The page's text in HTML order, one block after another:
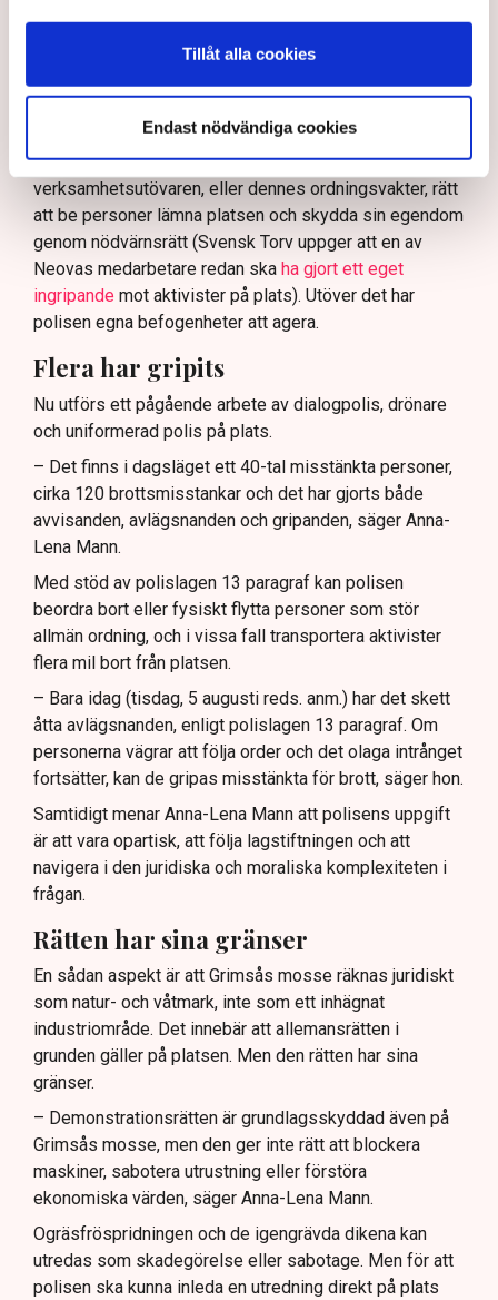
Tillåt alla cookies
Endast nödvändiga cookies
och näringsverksamhet mot den typen av störningar.
Nu svarar polisen på kritiken.
Enligt Anna-Lena Mann, polisinspektör vid
kommunikationsavdelningen i region Väst, har
verksamhetsutövaren, eller dennes ordningsvakter, rätt
att be personer lämna platsen och skydda sin egendom
genom nödvärnsrätt (Svensk Torv uppger att en av
Neovas medarbetare redan ska ha gjort ett eget
ingripande mot aktivister på plats). Utöver det har
polisen egna befogenheter att agera.
Flera har gripits
Nu utförs ett pågående arbete av dialogpolis, drönare
och uniformerad polis på plats.
– Det finns i dagsläget ett 40-tal misstänkta personer,
cirka 120 brottsmisstankar och det har gjorts både
avvisanden, avlägsnanden och gripanden, säger Anna-
Lena Mann.
Med stöd av polislagen 13 paragraf kan polisen
beordra bort eller fysiskt flytta personer som stör
allmän ordning, och i vissa fall transportera aktivister
flera mil bort från platsen.
– Bara idag (tisdag, 5 augusti reds. anm.) har det skett
åtta avlägsnanden, enligt polislagen 13 paragraf. Om
personerna vägrar att följa order och det olaga intrånget
fortsätter, kan de gripas misstänkta för brott, säger hon.
Samtidigt menar Anna-Lena Mann att polisens uppgift
är att vara opartisk, att följa lagstiftningen och att
navigera i den juridiska och moraliska komplexiteten i
frågan.
Rätten har sina gränser
En sådan aspekt är att Grimsås mosse räknas juridiskt
som natur- och våtmark, inte som ett inhägnat
industriområde. Det innebär att allemansrätten i
grunden gäller på platsen. Men den rätten har sina
gränser.
– Demonstrationsrätten är grundlagsskyddad även på
Grimsås mosse, men den ger inte rätt att blockera
maskiner, sabotera utrustning eller förstöra
ekonomiska värden, säger Anna-Lena Mann.
Ogräsfröspridningen och de igengrävda dikena kan
utredas som skadegörelse eller sabotage. Men för att
polisen ska kunna inleda en utredning direkt på plats